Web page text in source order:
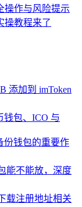
操作与风险提示
操教程来了
添加到 imToken
钱包、ICO 与
份钱包的重要作
能不能放，深度
载注册地址相关